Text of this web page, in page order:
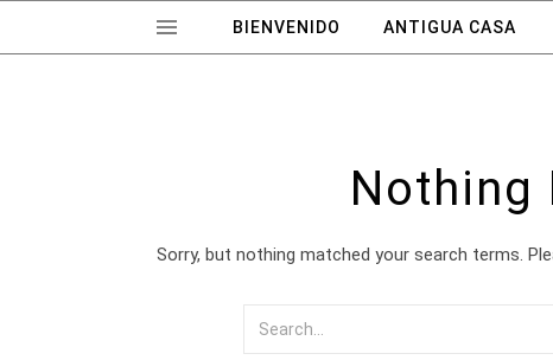
BIENVENIDO ANTIGUA CASA
Nothing
Sorry, but nothing matched your search terms.